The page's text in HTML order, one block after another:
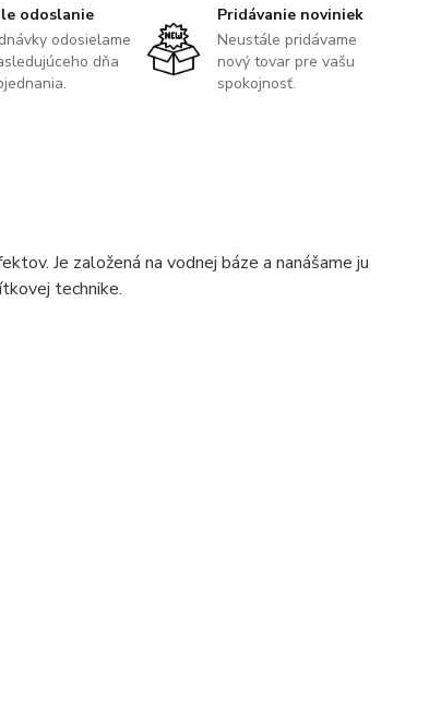
odoslanie
odosielame
dňa
Pridávanie noviniek
Neustále pridávame
nový tovar pre vašu
spokojnosť.
Je založená na vodnej báze a nanášame ju
technike.